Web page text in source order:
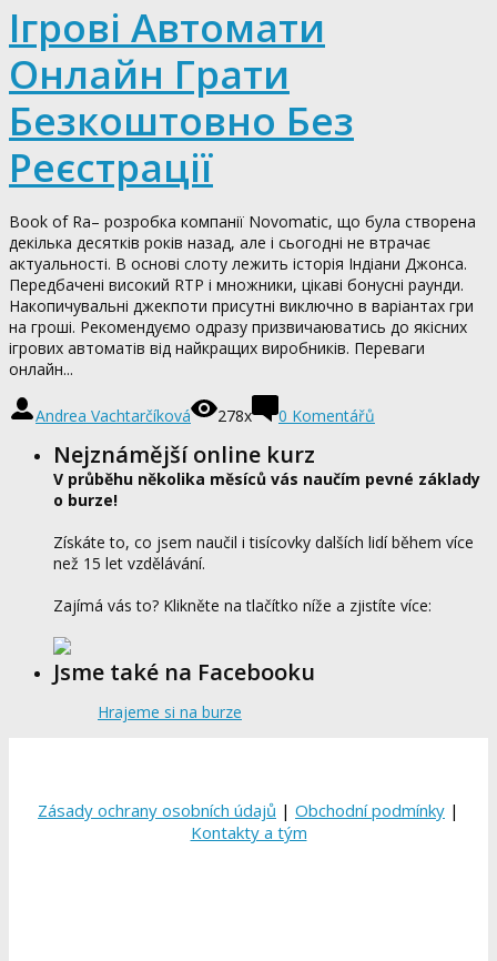
Ігрові Автомати
Онлайн Грати
Безкоштовно Без
Реєстрації
Book of Ra– розробка компанії Novomatic, що була створена
декілька десятків років назад, але і сьогодні не втрачає
актуальності. В основі слоту лежить історія Індіани Джонса.
Передбачені високий RTP і множники, цікаві бонусні раунди.
Накопичувальні джекпоти присутні виключно в варіантах гри
на гроші. Рекомендуємо одразу призвичаюватись до якісних
ігрових автоматів від найкращих виробників. Переваги
онлайн...
Andrea Vachtarčíková 278x 0 Komentářů
Nejznámější online kurz
V průběhu několika měsíců vás naučím pevné základy
o burze!
Získáte to, co jsem naučil i tisícovky dalších lidí během více
než 15 let vzdělávání.
Zajímá vás to? Klikněte na tlačítko níže a zjistíte více:
Jsme také na Facebooku
Hrajeme si na burze
Zásady ochrany osobních údajů | Obchodní podmínky |
Kontakty a tým